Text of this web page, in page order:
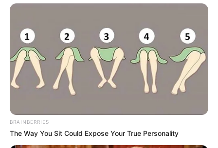
BRAINBERRIES
The Way You Sit Could Expose Your True Personality